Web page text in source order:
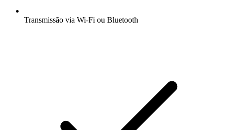
Transmissão via Wi-Fi ou Bluetooth